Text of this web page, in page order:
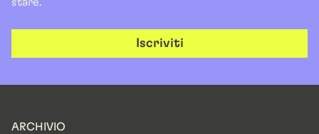
stare.
Iscriviti
ARCHIVIO